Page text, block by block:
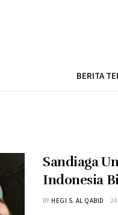
BERITA
Sandiaga
Indonesia
BY HEGI S. AL QABID